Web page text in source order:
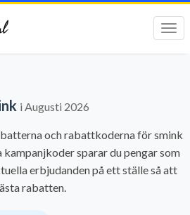
i Augusti 2026
och rabattkoderna för smink
sparar du pengar som
erbjudanden på ett ställe så att
rabatten.